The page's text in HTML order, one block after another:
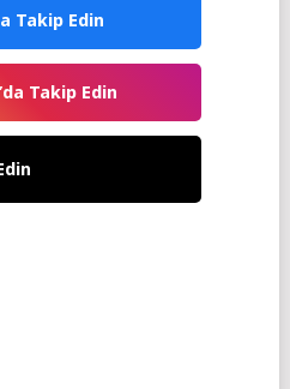
Takip Edin
Takip Edin